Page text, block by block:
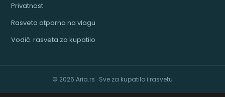
Privatnost
Rasveta otporna na vlagu
Vodič: rasveta za kupatilo
© 2026 Aria.rs · Sve za kupatilo i rasvetu